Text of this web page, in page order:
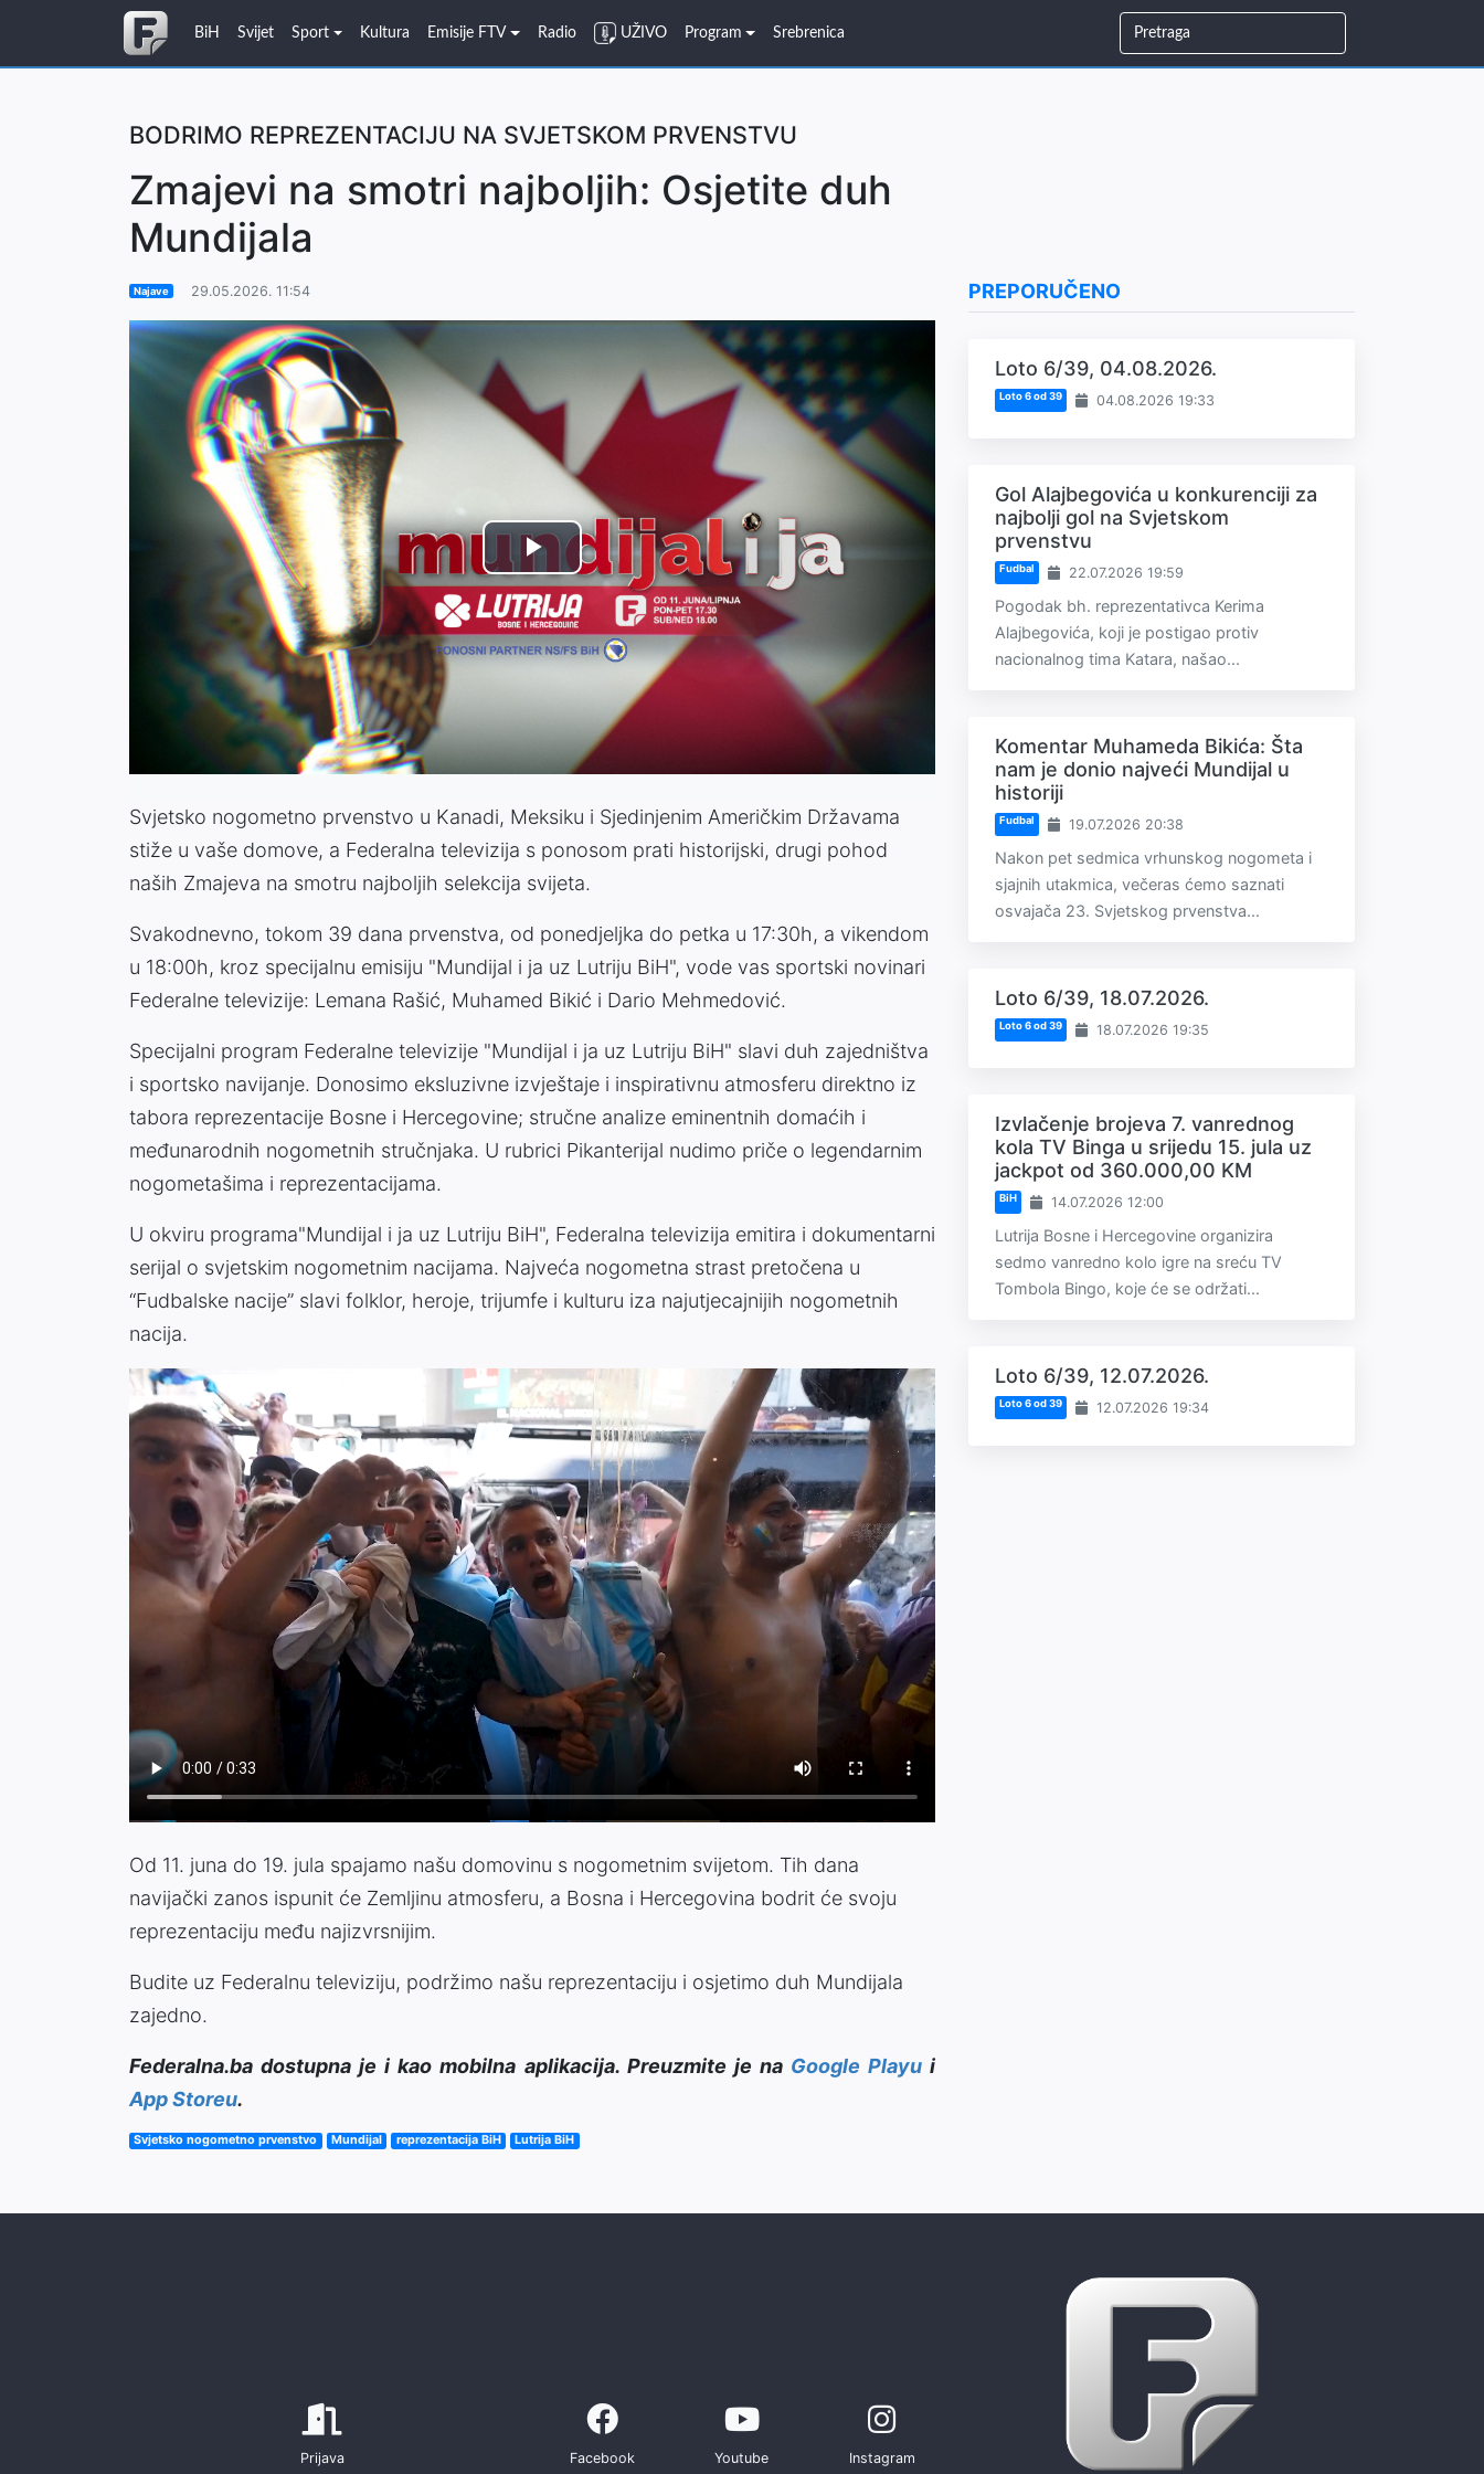
BiH Svijet Sport Kultura Emisije FTV Radio UŽIVO Program Srebrenica
BODRIMO REPREZENTACIJU NA SVJETSKOM PRVENSTVU
Zmajevi na smotri najboljih: Osjetite duh
Mundijala
Najave 29.05.2026. 11:54
Play
Video
Svjetsko nogometno prvenstvo u Kanadi, Meksiku i Sjedinjenim Američkim Državama
stiže u vaše domove, a Federalna televizija s ponosom prati historijski, drugi pohod
naših Zmajeva na smotru najboljih selekcija svijeta.
Svakodnevno, tokom 39 dana prvenstva, od ponedjeljka do petka u 17:30h, a vikendom
u 18:00h, kroz specijalnu emisiju "Mundijal i ja uz Lutriju BiH", vode vas sportski novinari
Federalne televizije: Lemana Rašić, Muhamed Bikić i Dario Mehmedović.
Specijalni program Federalne televizije "Mundijal i ja uz Lutriju BiH" slavi duh zajedništva
i sportsko navijanje. Donosimo eksluzivne izvještaje i inspirativnu atmosferu direktno iz
tabora reprezentacije Bosne i Hercegovine; stručne analize eminentnih domaćih i
međunarodnih nogometnih stručnjaka. U rubrici Pikanterijal nudimo priče o legendarnim
nogometašima i reprezentacijama.
U okviru programa"Mundijal i ja uz Lutriju BiH", Federalna televizija emitira i dokumentarni
serijal o svjetskim nogometnim nacijama. Najveća nogometna strast pretočena u
“Fudbalske nacije” slavi folklor, heroje, trijumfe i kulturu iza najutjecajnijih nogometnih
nacija.
Od 11. juna do 19. jula spajamo našu domovinu s nogometnim svijetom. Tih dana
navijački zanos ispunit će Zemljinu atmosferu, a Bosna i Hercegovina bodrit će svoju
reprezentaciju među najizvrsnijim.
Budite uz Federalnu televiziju, podržimo našu reprezentaciju i osjetimo duh Mundijala
zajedno.
Federalna.ba dostupna je i kao mobilna aplikacija. Preuzmite je na Google Playui
App Storeu.
Svjetsko nogometno prvenstvo Mundijal reprezentacija BiH Lutrija BiH
PREPORUČENO
Loto 6/39, 04.08.2026.
Loto 6 od 39 04.08.2026 19:33
Gol Alajbegovića u konkurenciji za
najbolji gol na Svjetskom
prvenstvu
Fudbal 22.07.2026 19:59
Pogodak bh. reprezentativca Kerima
Alajbegovića, koji je postigao protiv
nacionalnog tima Katara, našao...
Komentar Muhameda Bikića: Šta
nam je donio najveći Mundijal u
historiji
Fudbal 19.07.2026 20:38
Nakon pet sedmica vrhunskog nogometa i
sjajnih utakmica, večeras ćemo saznati
osvajača 23. Svjetskog prvenstva...
Loto 6/39, 18.07.2026.
Loto 6 od 39 18.07.2026 19:35
Izvlačenje brojeva 7. vanrednog
kola TV Binga u srijedu 15. jula uz
jackpot od 360.000,00 KM
BiH 14.07.2026 12:00
Lutrija Bosne i Hercegovine organizira
sedmo vanredno kolo igre na sreću TV
Tombola Bingo, koje će se održati...
Loto 6/39, 12.07.2026.
Loto 6 od 39 12.07.2026 19:34
Prijava Facebook Youtube Instagram